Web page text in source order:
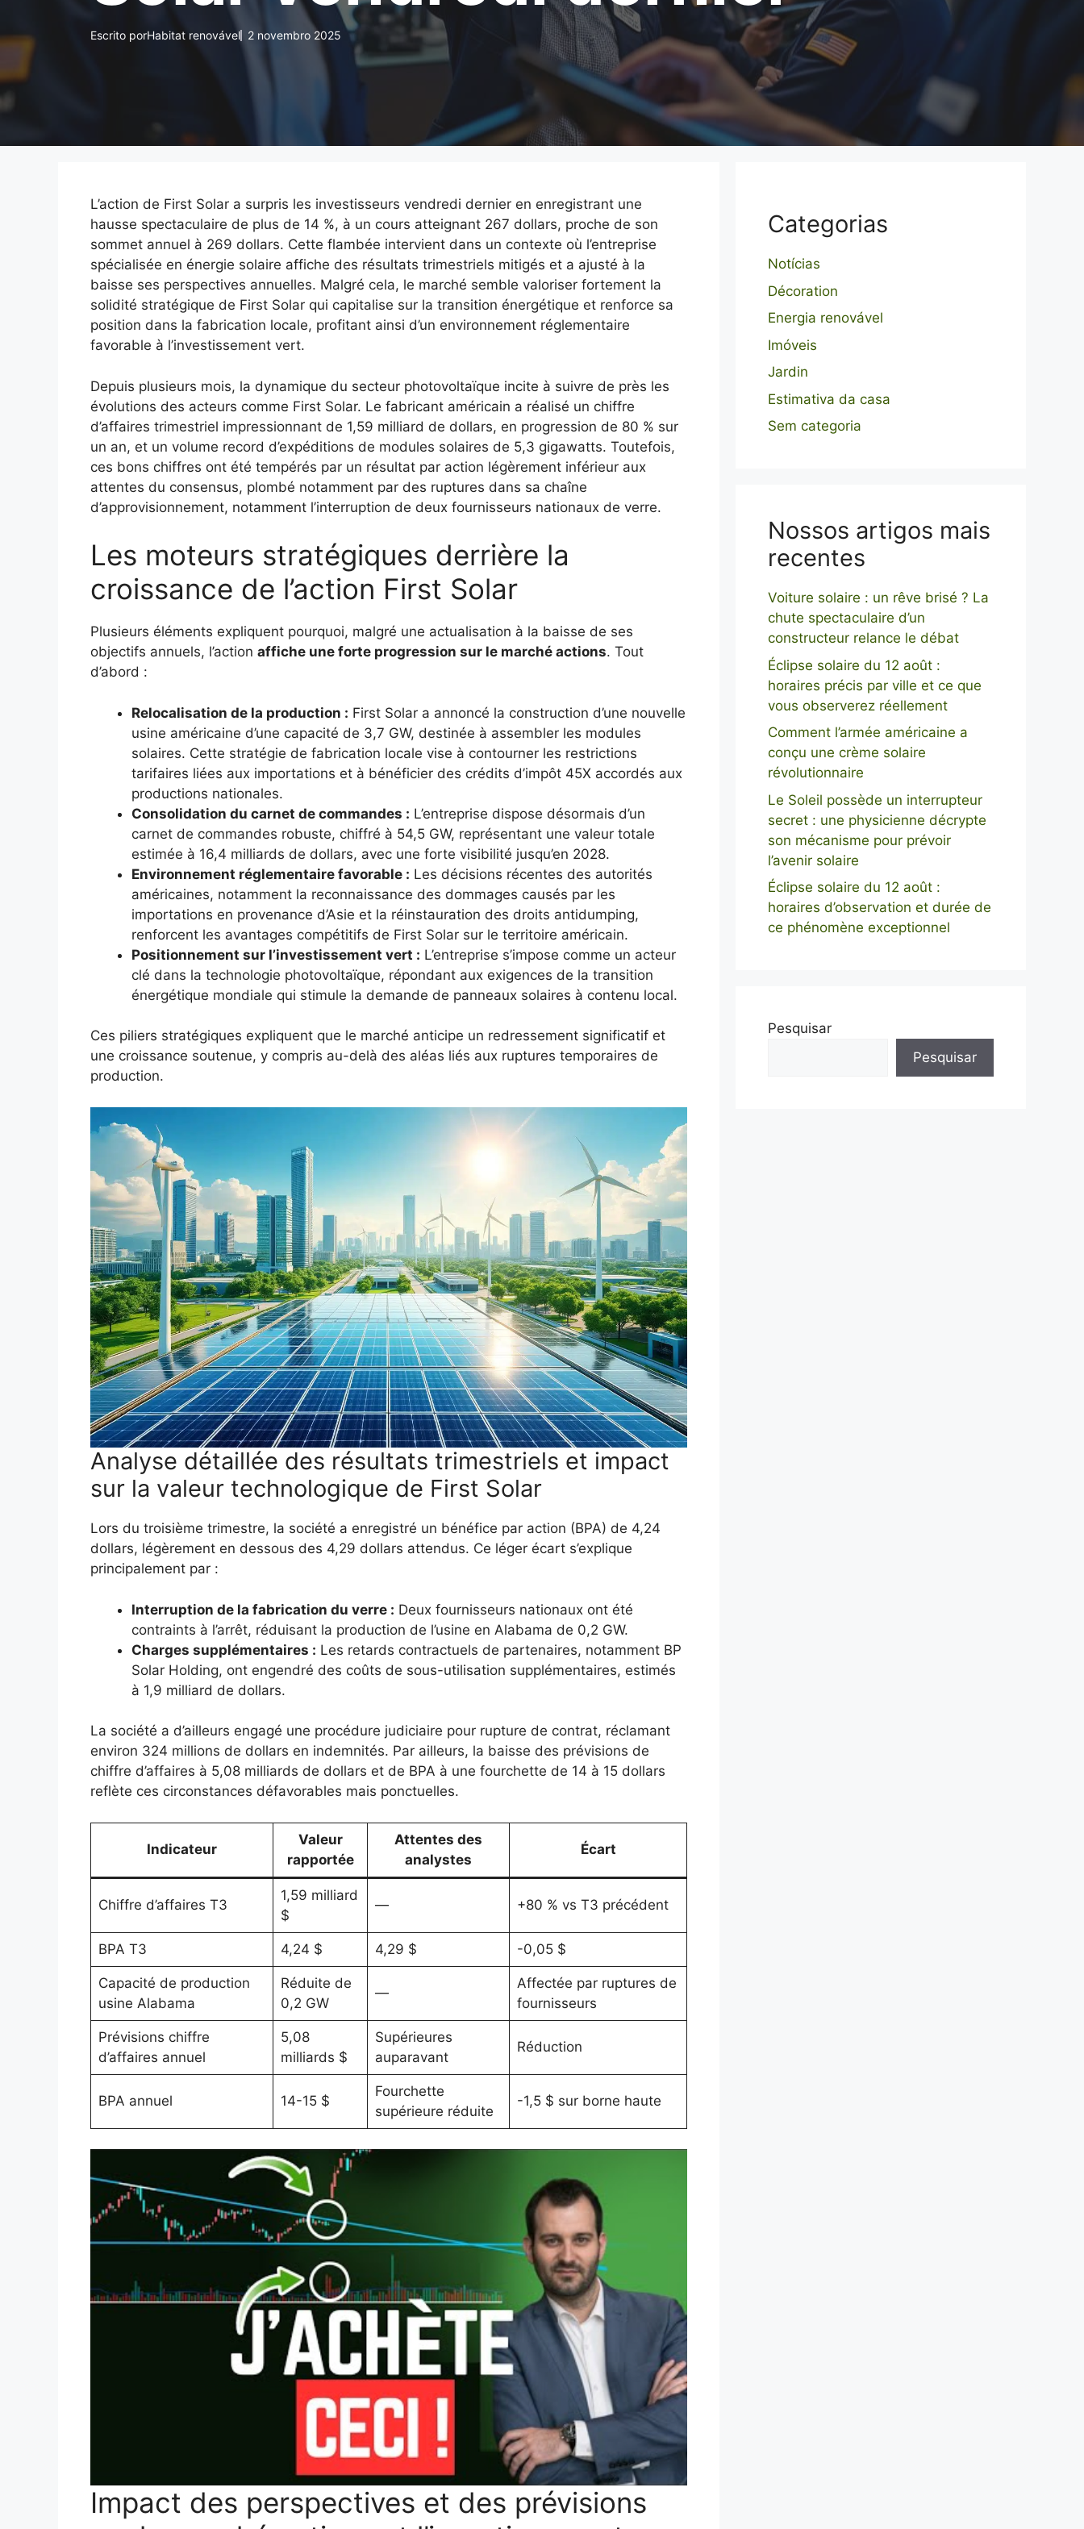
Escrito porHabitat renovável 2 novembro 2025
L’action de First Solar a surpris les investisseurs vendredi dernier en enregistrant une
hausse spectaculaire de plus de 14 %, à un cours atteignant 267 dollars, proche de son
sommet annuel à 269 dollars. Cette flambée intervient dans un contexte où l’entreprise
spécialisée en énergie solaire affiche des résultats trimestriels mitigés et a ajusté à la
baisse ses perspectives annuelles. Malgré cela, le marché semble valoriser fortement la
solidité stratégique de First Solar qui capitalise sur la transition énergétique et renforce sa
position dans la fabrication locale, profitant ainsi d’un environnement réglementaire
favorable à l’investissement vert.
Depuis plusieurs mois, la dynamique du secteur photovoltaïque incite à suivre de près les
évolutions des acteurs comme First Solar. Le fabricant américain a réalisé un chiffre
d’affaires trimestriel impressionnant de 1,59 milliard de dollars, en progression de 80 % sur
un an, et un volume record d’expéditions de modules solaires de 5,3 gigawatts. Toutefois,
ces bons chiffres ont été tempérés par un résultat par action légèrement inférieur aux
attentes du consensus, plombé notamment par des ruptures dans sa chaîne
d’approvisionnement, notamment l’interruption de deux fournisseurs nationaux de verre.
Les moteurs stratégiques derrière la
croissance de l’action First Solar
Plusieurs éléments expliquent pourquoi, malgré une actualisation à la baisse de ses
objectifs annuels, l’action affiche une forte progression sur le marché actions. Tout
d’abord :
Relocalisation de la production : First Solar a annoncé la construction d’une nouvelle
usine américaine d’une capacité de 3,7 GW, destinée à assembler les modules
solaires. Cette stratégie de fabrication locale vise à contourner les restrictions
tarifaires liées aux importations et à bénéficier des crédits d’impôt 45X accordés aux
productions nationales.
Consolidation du carnet de commandes : L’entreprise dispose désormais d’un
carnet de commandes robuste, chiffré à 54,5 GW, représentant une valeur totale
estimée à 16,4 milliards de dollars, avec une forte visibilité jusqu’en 2028.
Environnement réglementaire favorable : Les décisions récentes des autorités
américaines, notamment la reconnaissance des dommages causés par les
importations en provenance d’Asie et la réinstauration des droits antidumping,
renforcent les avantages compétitifs de First Solar sur le territoire américain.
Positionnement sur l’investissement vert : L’entreprise s’impose comme un acteur
clé dans la technologie photovoltaïque, répondant aux exigences de la transition
énergétique mondiale qui stimule la demande de panneaux solaires à contenu local.
Ces piliers stratégiques expliquent que le marché anticipe un redressement significatif et
une croissance soutenue, y compris au-delà des aléas liés aux ruptures temporaires de
production.
Analyse détaillée des résultats trimestriels et impact
sur la valeur technologique de First Solar
Lors du troisième trimestre, la société a enregistré un bénéfice par action (BPA) de 4,24
dollars, légèrement en dessous des 4,29 dollars attendus. Ce léger écart s’explique
principalement par :
Interruption de la fabrication du verre : Deux fournisseurs nationaux ont été
contraints à l’arrêt, réduisant la production de l’usine en Alabama de 0,2 GW.
Charges supplémentaires : Les retards contractuels de partenaires, notamment BP
Solar Holding, ont engendré des coûts de sous-utilisation supplémentaires, estimés
à 1,9 milliard de dollars.
La société a d’ailleurs engagé une procédure judiciaire pour rupture de contrat, réclamant
environ 324 millions de dollars en indemnités. Par ailleurs, la baisse des prévisions de
chiffre d’affaires à 5,08 milliards de dollars et de BPA à une fourchette de 14 à 15 dollars
reflète ces circonstances défavorables mais ponctuelles.
Indicateur
Valeur
rapportée
Attentes des
analystes
Écart
Chiffre d’affaires T3
1,59 milliard
$
— +80 % vs T3 précédent
BPA T3 4,24 $ 4,29 $ -0,05 $
Capacité de production
usine Alabama
Réduite de
0,2 GW
—
Affectée par ruptures de
fournisseurs
Prévisions chiffre
d’affaires annuel
5,08
milliards $
Supérieures
auparavant
Réduction
BPA annuel 14-15 $
Fourchette
supérieure réduite
-1,5 $ sur borne haute
Impact des perspectives et des prévisions
Categorias
Notícias
Décoration
Energia renovável
Imóveis
Jardin
Estimativa da casa
Sem categoria
Nossos artigos mais
recentes
Voiture solaire : un rêve brisé ? La
chute spectaculaire d’un
constructeur relance le débat
Éclipse solaire du 12 août :
horaires précis par ville et ce que
vous observerez réellement
Comment l’armée américaine a
conçu une crème solaire
révolutionnaire
Le Soleil possède un interrupteur
secret : une physicienne décrypte
son mécanisme pour prévoir
l’avenir solaire
Éclipse solaire du 12 août :
horaires d’observation et durée de
ce phénomène exceptionnel
Pesquisar
Pesquisar